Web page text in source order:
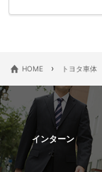
HOME › トヨタ車体
インターン